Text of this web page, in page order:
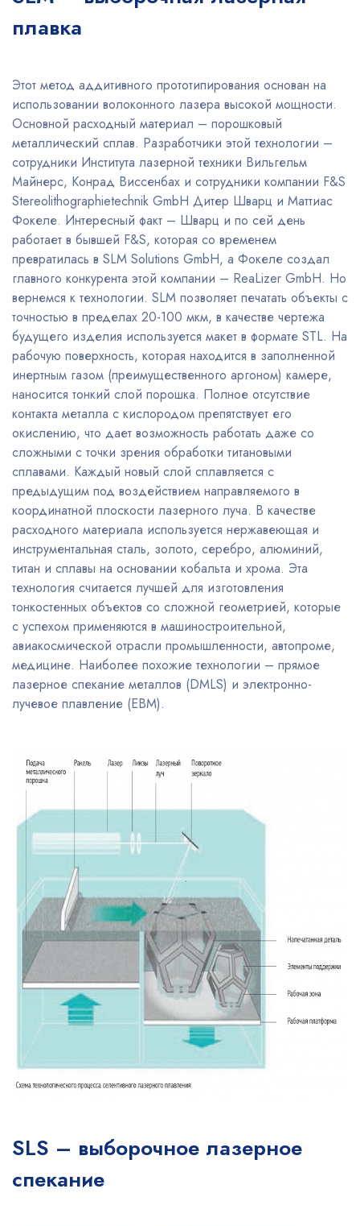
плавка
Этот метод аддитивного прототипирования основан на
использовании волоконного лазера высокой мощности.
Основной расходный материал – порошковый
металлический сплав. Разработчики этой технологии –
сотрудники Института лазерной техники Вильгельм
Майнерс, Конрад Виссенбах и сотрудники компании F&S
Stereolithographietechnik GmbH Дитер Шварц и Маттиас
Фокеле. Интересный факт – Шварц и по сей день
работает в бывшей F&S, которая со временем
превратилась в SLM Solutions GmbH, а Фокеле создал
главного конкурента этой компании – ReaLizer GmbH. Но
вернемся к технологии. SLM позволяет печатать объекты с
точностью в пределах 20-100 мкм, в качестве чертежа
будущего изделия используется макет в формате STL. На
рабочую поверхность, которая находится в заполненной
инертным газом (преимущественного аргоном) камере,
наносится тонкий слой порошка. Полное отсутствие
контакта металла с кислородом препятствует его
окислению, что дает возможность работать даже со
сложными с точки зрения обработки титановыми
сплавами. Каждый новый слой сплавляется с
предыдущим под воздействием направляемого в
координатной плоскости лазерного луча. В качестве
расходного материала используется нержавеющая и
инструментальная сталь, золото, серебро, алюминий,
титан и сплавы на основании кобальта и хрома. Эта
технология считается лучшей для изготовления
тонкостенных объектов со сложной геометрией, которые
с успехом применяются в машиностроительной,
авиакосмической отрасли промышленности, автопроме,
медицине. Наиболее похожие технологии – прямое
лазерное спекание металлов (DMLS) и электронно-
лучевое плавление (EBM).
SLS – выборочное лазерное
спекание